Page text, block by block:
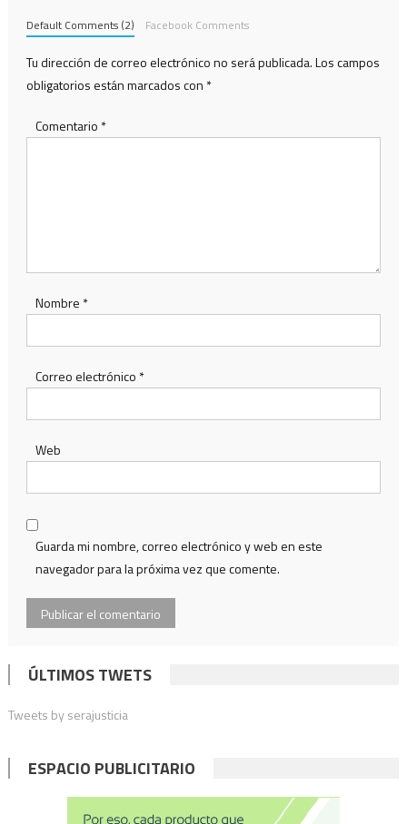
Default Comments (2) Facebook Comments
Tu dirección de correo electrónico no será publicada.Los campos
obligatorios están marcados con *
Comentario *
Nombre *
Correo electrónico *
Web
Guarda mi nombre, correo electrónico y web en este
navegador para la próxima vez que comente.
ÚLTIMOS TWETS
Tweets by serajusticia
ESPACIO PUBLICITARIO